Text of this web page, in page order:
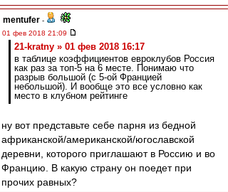
mentufer -
01 фев 2018 21:09
21-kratny » 01 фев 2018 16:17
в таблице коэффициентов евроклубов Россия
как раз за топ-5 на 6 месте. Понимаю что
разрыв большой (с 5-ой Францией
небольшой). И вообще это все условно как
место в клубном рейтинге
ну вот представьте себе парня из бедной
африканской/американской/югославской
деревни, которого приглашают в Россию и во
Францию. В какую страну он поедет при
прочих равных?